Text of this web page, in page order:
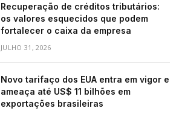
Recuperação de créditos tributários:
os valores esquecidos que podem
fortalecer o caixa da empresa
JULHO 31, 2026
Novo tarifaço dos EUA entra em vigor e
ameaça até US$ 11 bilhões em
exportações brasileiras